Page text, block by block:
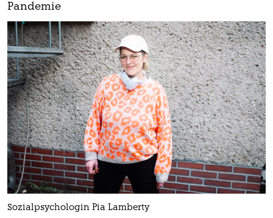
Pandemie
Sozialpsychologin Pia Lamberty